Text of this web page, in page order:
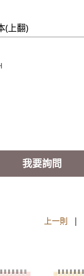
(上翻)
我要詢問
上一則 |